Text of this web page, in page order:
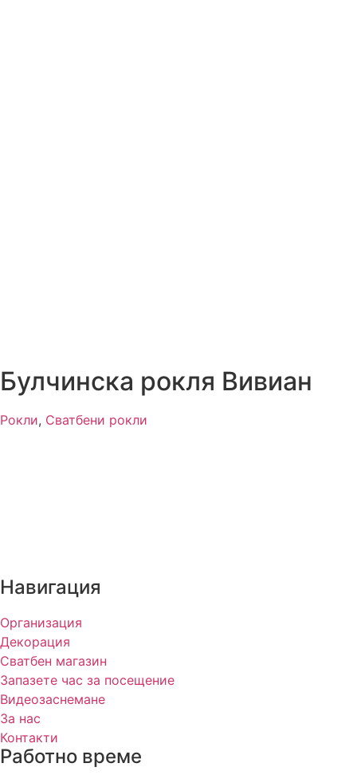
Булчинска рокля Вивиан
Рокли, Сватбени рокли
Навигация
Организация
Декорация
Сватбен магазин
Запазете час за посещение
Видеозаснемане
За нас
Контакти
Работно време